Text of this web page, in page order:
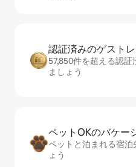
認証済みのゲ⁠ス⁠ト⁠
57,850件を超える認
ましょう
ペットOKのバ⁠ケ⁠ー⁠
ペットと泊まれる宿
ょう